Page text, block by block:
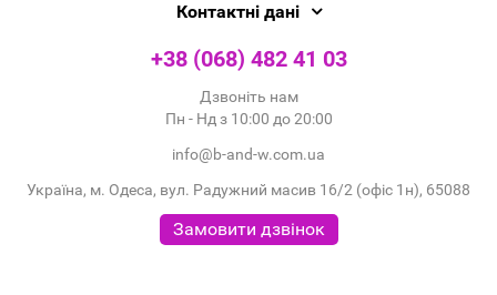
Контактні дані
+38 (068) 482 41 03
Дзвоніть нам
Пн - Нд з 10:00 до 20:00
info@b-and-w.com.ua
Україна, м. Одеса, вул. Радужний масив 16/2 (офіс 1н), 65088
Замовити дзвінок